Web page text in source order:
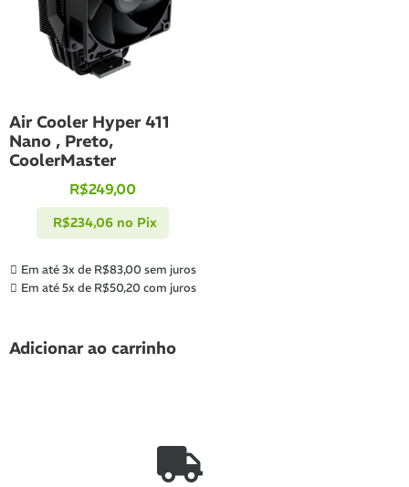
Air Cooler Hyper 411
Nano , Preto,
CoolerMaster
R$249,00
Em até 3x de R$83,00 sem juros
Em até 5x de R$50,20 com juros
R$234,06 no Pix
Adicionar ao carrinho